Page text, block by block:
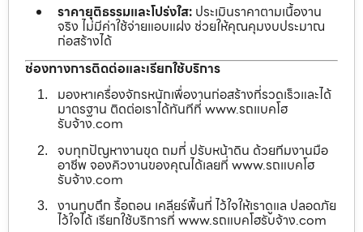
ราคายุติธรรมและโปร่งใส: ประเมินราคาตามเนื้องาน
จริง ไม่มีค่าใช้จ่ายแอบแฝง ช่วยให้คุณคุมงบประมาณ
ก่อสร้างได้
ช่องทางการติดต่อและเรียกใช้บริการ
มองหาเครื่องจักรหนักเพื่องานก่อสร้างที่รวดเร็วและได้
มาตรฐาน ติดต่อเราได้ทันทีที่ www.รถแบคโฮ
รับจ้าง.com
จบทุกปัญหางานขุด ถมที่ ปรับหน้าดิน ด้วยทีมงานมือ
อาชีพ จองคิวงานของคุณได้เลยที่ www.รถแบคโฮ
รับจ้าง.com
งานทุบตึก รื้อถอน เคลียร์พื้นที่ ไว้ใจให้เราดูแล ปลอดภัย
ไว้ใจได้ เรียกใช้บริการที่ www.รถแบคโฮรับจ้าง.com